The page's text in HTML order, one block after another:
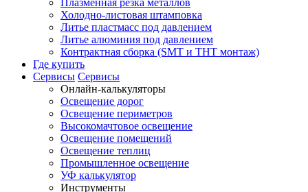
Холодно-листовая штамповка
Литье пластмасс под давлением
Литье алюминия под давлением
Контрактная сборка (SMT и THT монтаж)
Где купить
Сервисы Сервисы
Онлайн-калькуляторы
Освещение дорог
Освещение периметров
Высокомачтовое освещение
Освещение помещений
Освещение теплиц
Промышленное освещение
УФ калькулятор
Инструменты